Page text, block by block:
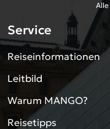
Service
Reiseinformationen
Leitbild
Warum MANGO?
Reisetipps